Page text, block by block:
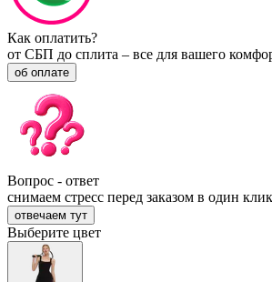
Как оплатить?
от СБП до сплита – все для вашего
об оплате
Вопрос - ответ
снимаем стресс перед заказом в один клик
отвечаем тут
Выберите цвет